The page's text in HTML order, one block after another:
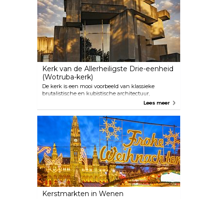
leefde en van zijn belangrijkste werken.
Audiogidsen in verschillende talen zijn inbegrepen
in de toegangsprijs.
Kerk van de Allerheiligste Drie-eenheid
(Wotruba-kerk)
De kerk is een mooi voorbeeld van klassieke
brutalistische en kubistische architectuur,
ontworpen door architect Fritz Wotruba. 152
Betonblokken zijn samengesteld om deze uniek
ogende structuur te vormen, met ramen in de
overige ruimtes. Hoe opvallend anders de gevel er
ook uitziet, de binnenkant lijkt op een bekend
kerkinterieur.
Lees meer
Kerstmarkten in Wenen